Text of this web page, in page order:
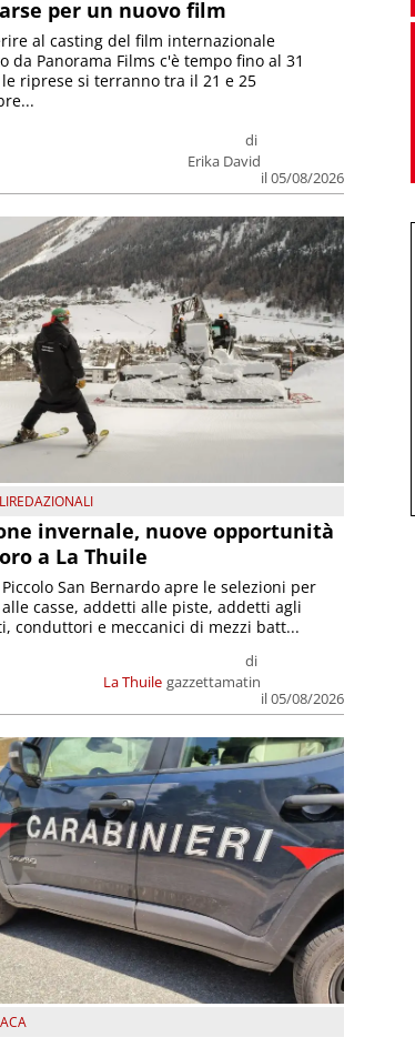
per un nuovo film
di
Erika David
il 05/08/2026
al casting del film internazionale
da Panorama Films c'è tempo fino al 31
le riprese si terranno tra il 21 e 25
invernale, nuove opportunità
a La Thuile
La Thuile
di
gazzettamatin
il 05/08/2026
San Bernardo apre le selezioni per
casse, addetti alle piste, addetti agli
conduttori e meccanici di mezzi batt...